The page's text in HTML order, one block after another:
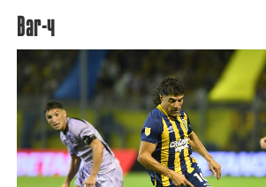
Bar-4